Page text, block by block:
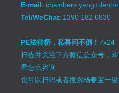
E-mail:
Tel/WeChat: 1390 182 6830
PE法律桥，私募问不倒！7x24
扫描并关注下方微信公众号，即
看怎么咨询
也可以扫码或者搜索杨春宝一